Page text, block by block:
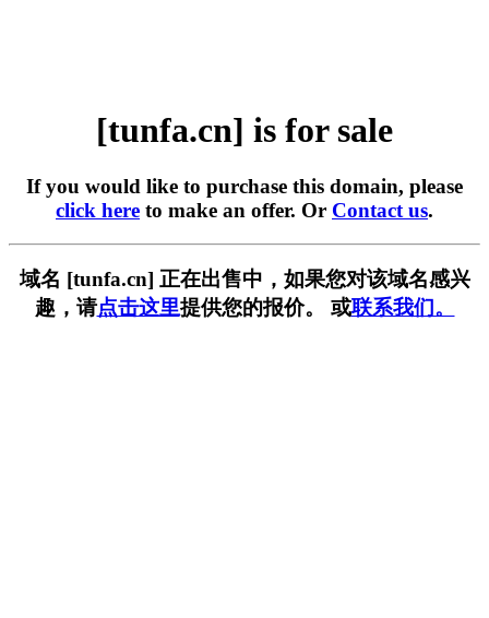
[tunfa.cn] is for sale
If you would like to purchase this domain, please
click here to make an offer. Or Contact us.
域名 [tunfa.cn] 正在出售中，如果您对该域名感兴
趣，请点击这里提供您的报价。 或联系我们。